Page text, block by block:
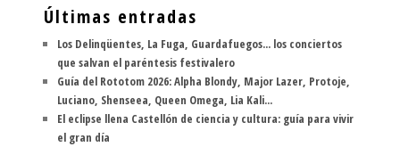
Últimas entradas
Los Delinqüentes, La Fuga, Guardafuegos... los conciertos
que salvan el paréntesis festivalero
Guía del Rototom 2026: Alpha Blondy, Major Lazer, Protoje,
Luciano, Shenseea, Queen Omega, Lia Kali...
El eclipse llena Castellón de ciencia y cultura: guía para vivir
el gran día